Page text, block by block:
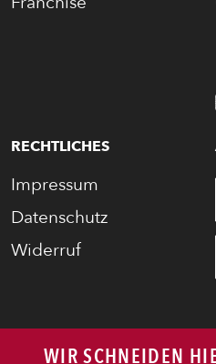
RECHTLICHES
Impressum
Datenschutz
Widerruf
WIR SCHNEIDEN